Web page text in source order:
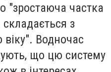
"зростаюча частка
з
віку". Водночас
що цю систему